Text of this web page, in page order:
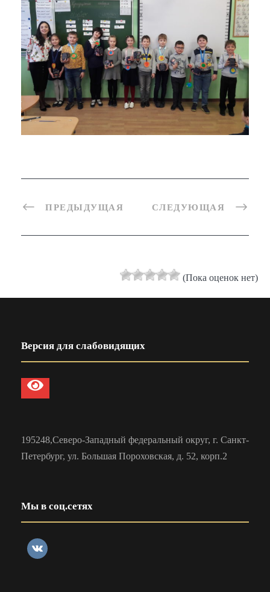
ПРЕДЫДУЩАЯ СЛЕДУЮЩАЯ
(Пока оценок нет)
Версия для слабовидящих
195248,Северо-Западный федеральный округ, г. Санкт-
Петербург, ул. Большая Пороховская, д. 52, корп.2
Мы в соц.сетях